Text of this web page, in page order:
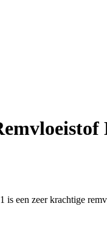
is een zeer krachtige